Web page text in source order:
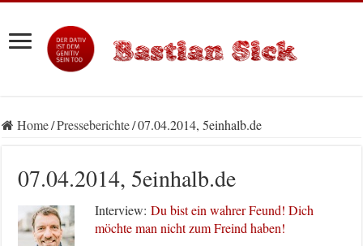
Home/Presseberichte/07.04.2014, 5einhalb.de
07.04.2014, 5einhalb.de
Interview:Du bist ein wahrer Feund! Dich
möchte man nicht zum Freind haben!